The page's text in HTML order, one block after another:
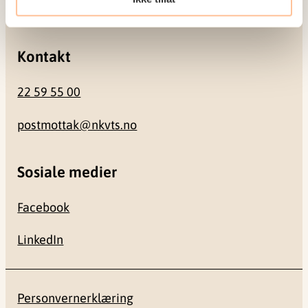
Kontakt
22 59 55 00
postmottak@nkvts.no
Sosiale medier
Facebook
LinkedIn
Personvernerklæring